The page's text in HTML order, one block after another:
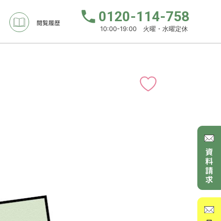
閲覧履歴 0120-114-758
10:00-19:00 火曜・水曜定休
資料請求